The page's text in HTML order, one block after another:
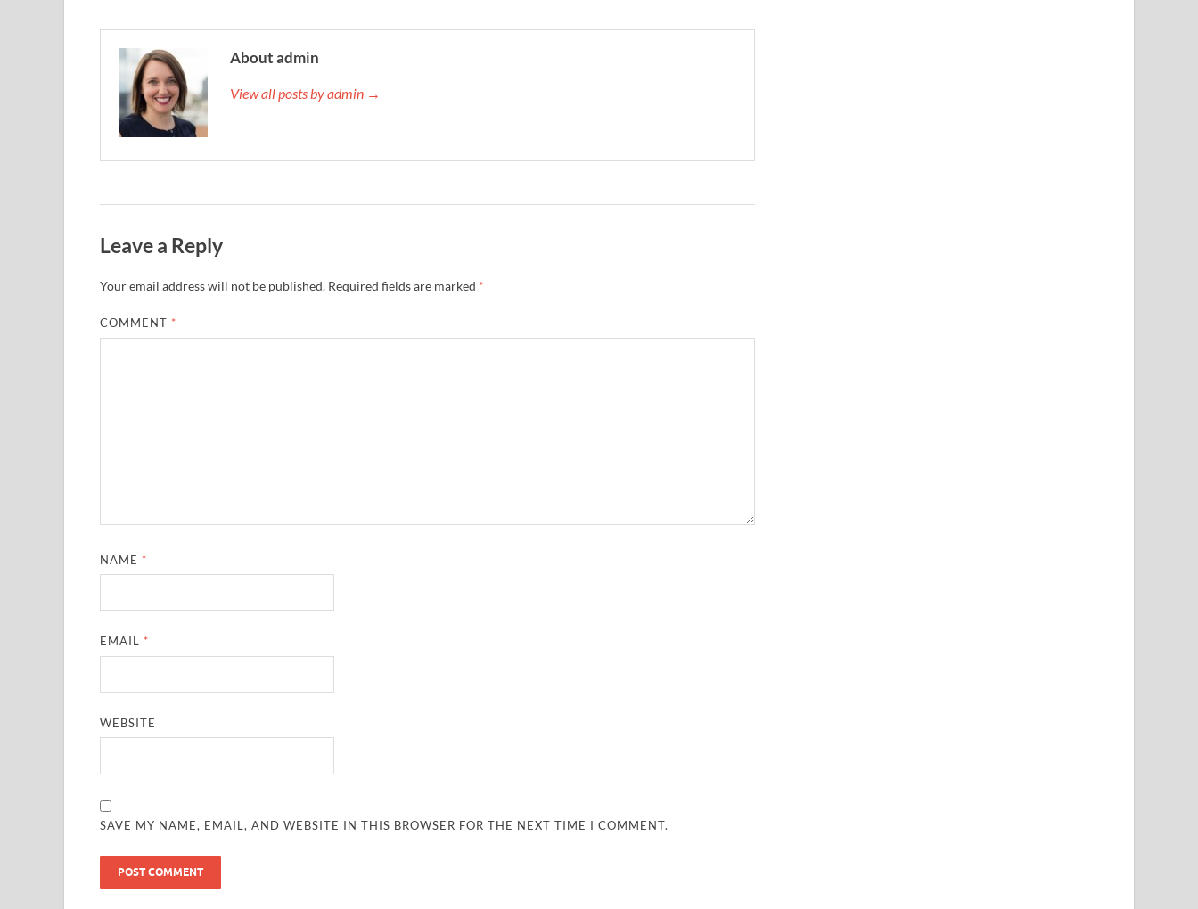
About admin
View all posts by admin →
Leave a Reply
Your email address will not be published. Required fields are marked *
COMMENT *
NAME *
EMAIL *
WEBSITE
SAVE MY NAME, EMAIL, AND WEBSITE IN THIS BROWSER FOR THE NEXT TIME I COMMENT.